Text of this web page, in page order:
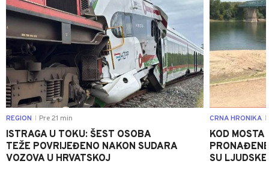
REGION Pre 21 min
ISTRAGA U TOKU: ŠEST OSOBA
TEŽE POVRIJEĐENO NAKON SUDARA
VOZOVA U HRVATSKOJ
CRNA HRONIKA
KOD MOSTA
SU